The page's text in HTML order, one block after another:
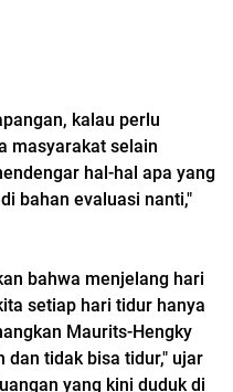
kalau perlu
masyarakat selain
hal-hal apa yang
bahan evaluasi nanti,"
bahwa menjelang hari
setiap hari tidur hanya
Maurits-Hengky
dan tidak bisa tidur," ujar
yang kini duduk di